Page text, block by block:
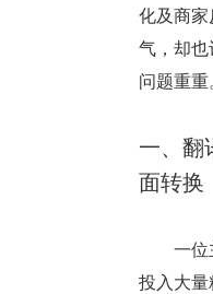
化及商家
气，却也
问题重重
一、翻
面转换
一位主
投入大量